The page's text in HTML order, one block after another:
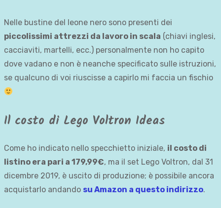
Nelle bustine del leone nero sono presenti dei
piccolissimi attrezzi da lavoro in scala (chiavi inglesi,
cacciaviti, martelli, ecc.) personalmente non ho capito
dove vadano e non è neanche specificato sulle istruzioni,
se qualcuno di voi riuscisse a capirlo mi faccia un fischio
Il costo di Lego Voltron Ideas
Come ho indicato nello specchietto iniziale, il costo di
listino era pari a 179,99€, ma il set Lego Voltron, dal 31
dicembre 2019, è uscito di produzione; è possibile ancora
acquistarlo andando su Amazon a questo indirizzo.